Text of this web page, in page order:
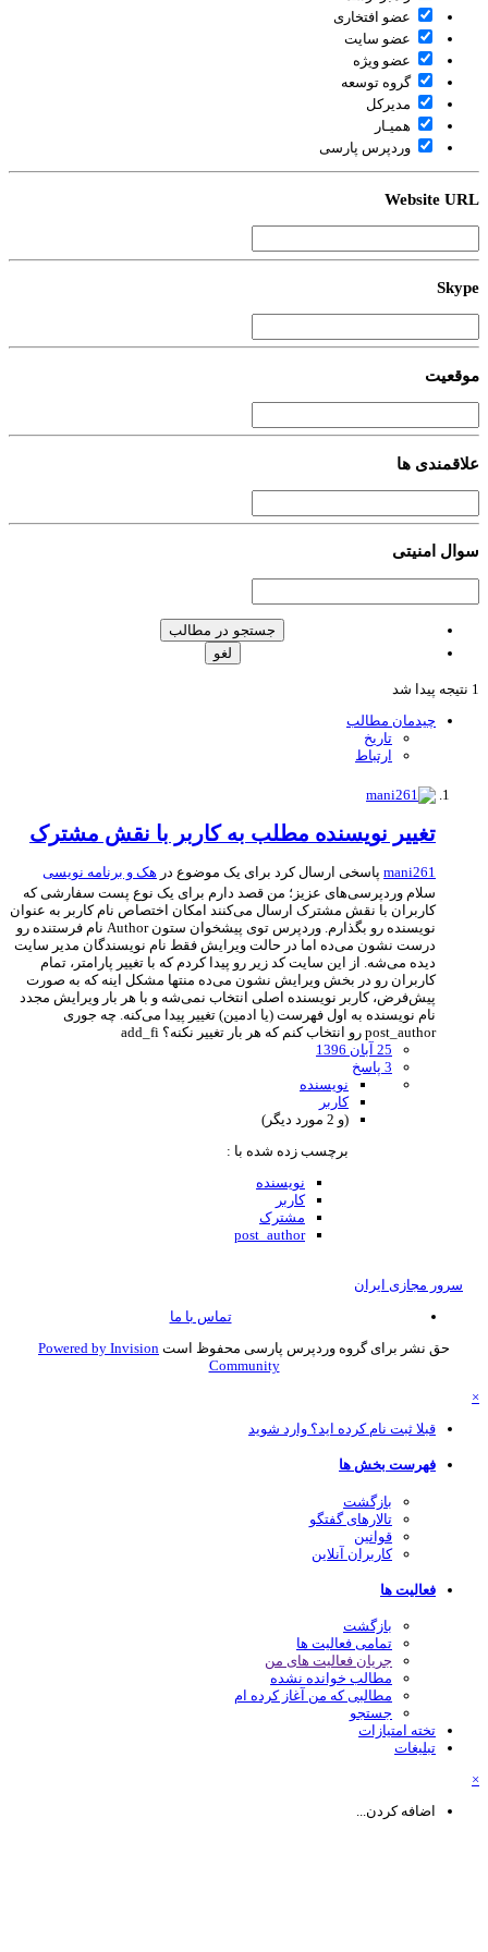
عضو افتخاری
عضو سایت
عضو ویژه
گروه توسعه
مدیرکل
همیـار
وردپرس پارسی
Website
ها
امنیتی
جستجو در مطالب
چیدمان مطالب
تاریخ
ارتباط
تغییر نویسنده مطلب به کاربر با نقش مشترک
mani261پاسخی ارسال کرد برای یک موضوع در هک و برنامه نویسی
سلام وردپرسی‌های عزیز؛ من قصد دارم برای یک نوع پست سفارشی که
کاربران با نقش مشترک ارسال می‌کنند امکان اختصاص نام کاربر به عنوان
نویسنده رو بگذارم. وردپرس توی پیشخوان ستون Author نام فرستنده رو
درست نشون می‌ده اما در حالت ویرایش فقط نام نویسندگان مدیر سایت
دیده می‌شه. از این سایت کد زیر رو پیدا کردم که با تغییر پارامتر، تمام
کاربران رو در بخش ویرایش نشون می‌ده منتها مشکل اینه که به صورت
پیش‌فرض، کاربر نویسنده اصلی انتخاب نمی‌شه و با هر بار ویرایش مجدد
نام نویسنده به اول فهرست (یا ادمین) تغییر پیدا می‌کنه. چه جوری
post_author رو انتخاب کنم که هر بار تغییر نکنه؟ add_fi
25 آبان 1396
3 پاسخ
نویسنده
کاربر
(و 2 مورد دیگر)
برچسب زده شده با :
نویسنده
کاربر
مشترک
post_author
سرور مجازی ایران
تماس با ما
حق نشر برای گروه وردپرس پارسی محفوظ است Powered by Invision
Community
قبلا ثبت نام کرده اید؟ وارد شوید
فهرست بخش ها
بازگشت
تالارهای گفتگو
قوانین
کاربران آنلاین
فعالیت ها
بازگشت
تمامی فعالیت ها
جریان فعالیت های من
مطالب خوانده نشده
مطالبی که من آغاز کرده ام
جستجو
تخته امتیازات
تبلیغات
اضافه کردن...